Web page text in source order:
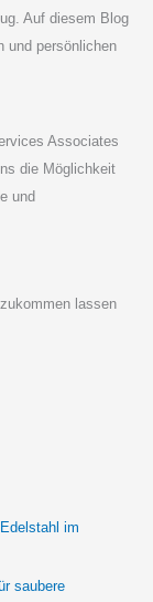
Auf diesem Blog
und persönlichen
Associates
die Möglichkeit
und
lassen
im
saubere